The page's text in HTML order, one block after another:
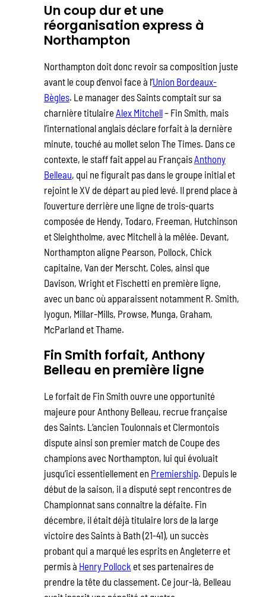
Un coup dur et une
réorganisation express à
Northampton
Northampton doit donc revoir sa composition juste
avant le coup d’envoi face à l’Union Bordeaux-
Bègles. Le manager des Saints comptait sur sa
charnière titulaire Alex Mitchell– Fin Smith, mais
l’international anglais déclare forfait à la dernière
minute, touché au mollet selon The Times. Dans ce
contexte, le staff fait appel au Français Anthony
Belleau, qui ne figurait pas dans le groupe initial et
rejoint le XV de départ au pied levé. Il prend place à
l’ouverture derrière une ligne de trois-quarts
composée de Hendy, Todaro, Freeman, Hutchinson
et Sleightholme, avec Mitchell à la mêlée. Devant,
Northampton aligne Pearson, Pollock, Chick
capitaine, Van der Merscht, Coles, ainsi que
Davison, Wright et Fischetti en première ligne,
avec un banc où apparaissent notamment R. Smith,
Iyogun, Millar-Mills, Prowse, Munga, Graham,
McParland et Thame.
Fin Smith forfait, Anthony
Belleau en première ligne
Le forfait de Fin Smith ouvre une opportunité
majeure pour Anthony Belleau, recrue française
des Saints. L’ancien Toulonnais et Clermontois
dispute ainsi son premier match de Coupe des
champions avec Northampton, lui qui évoluait
jusqu’ici essentiellement en Premiership. Depuis le
début de la saison, il a disputé sept rencontres de
Championnat sans connaître la défaite. Fin
décembre, il était déjà titulaire lors de la large
victoire des Saints à Bath (21-41), un succès
probant qui a marqué les esprits en Angleterre et
permis à Henry Pollock et ses partenaires de
prendre la tête du classement. Ce jour-là, Belleau